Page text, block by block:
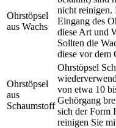
Ohrstöpsel
aus Wachs
nicht reinigen.
Eingang des
diese Art und
Sollten die
diese vor dem
Ohrstöpsel
aus
Schaumstoff
Ohrstöpsel
von etwa 10
Gehörgang
sich der Form
reinigen Sie